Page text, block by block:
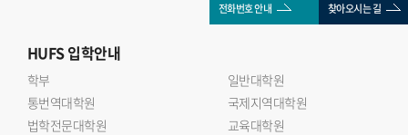
전화번호 안내 찾아오시는 길
HUFS입학안내
학부
일반대학원
통번역대학원
국제지역대학원
법학전문대학원
교육대학원